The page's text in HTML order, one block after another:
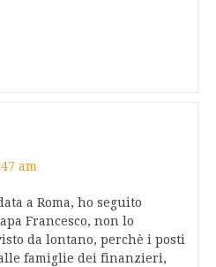
am
a Roma, ho seguito
Francesco, non lo
da lontano, perchè i posti
famiglie dei finanzieri,